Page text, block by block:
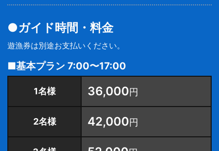
●ガイド時間・料金
遊漁券は別途お支払いください。
■基本プラン 7:00〜17:00
1名様 36,000円
2名様 42,000円